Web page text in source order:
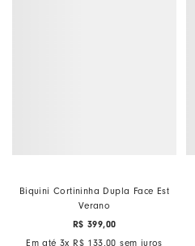
Biquini Cortininha Dupla Face Est
Verano
R$ 399,00
Em até 3x R$ 133 ,00 sem juros